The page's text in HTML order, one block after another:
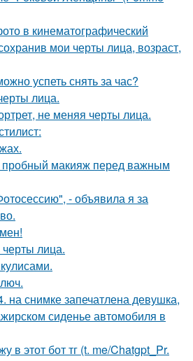
в кинематографический
мои черты лица, возраст,
успеть снять за час?
лица.
не меняя черты лица.
пробный макияж перед важным
- объявила я за
лица.
на снимке запечатлена девушка,
сиденье автомобиля в
в этот бот тг (t. me/Chatgpt_Pr.